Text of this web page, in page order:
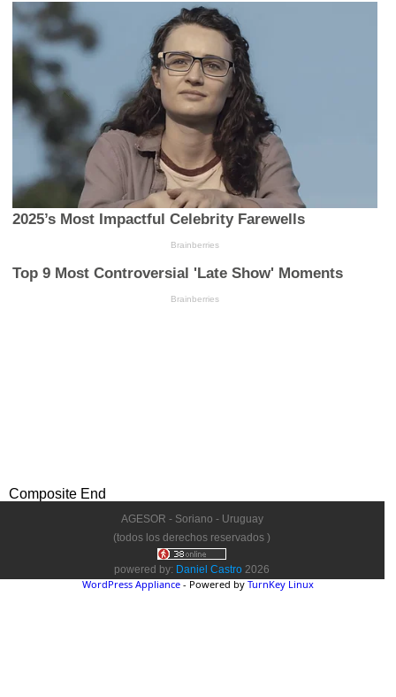
Composite End
AGESOR - Soriano - Uruguay
(todos los derechos reservados )
powered by: Daniel Castro 2026
WordPress Appliance - Powered by TurnKey Linux